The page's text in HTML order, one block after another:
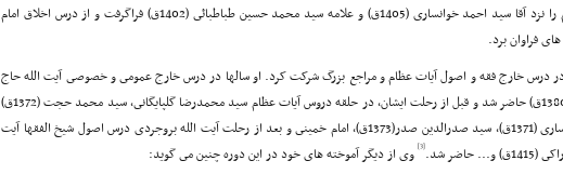
همزمان فلسفه و کلام را نزد آقا سید احمد خوانسارى (1405ق) و علامه سید محمد حسین طباطبائى (1402ق) فراگرفت و از درس اخلاق امام
در درس خارج فقه و اصول آیات عظام و مراجع بزرگ شرکت کرد. او سالها در درس خارج عمومى و خصوصى آیت الله حاج
آقا حسین بروجردى (1380ق) حاضر شد و قبل از رحلت ایشان، در حلقه دروس آیات عظام سید محمدرضا گلپایگانى، سید محمد حجت (1372ق)
سید محمد تقى خوانسارى (1371ق)، سید صدرالدین صدر(1373ق)، امام خمینى و بعد از رحلت آیت الله بروجردى درس اصول شیخ الفقها آیت
حاضر شد.
[3]
وى از دیگر آموخته هاى خود در این دوره چنین مى گوید: